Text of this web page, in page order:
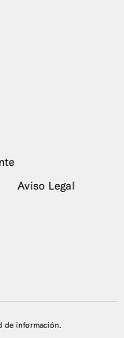
Aviso Legal
de información.